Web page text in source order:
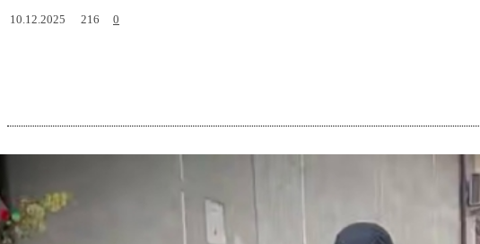
10.12.2025 216 0